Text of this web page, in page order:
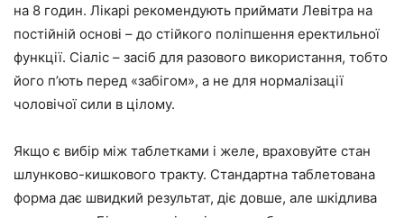
на 8 годин. Лікарі рекомендують приймати Левітра на
постійній основі – до стійкого поліпшення еректильної
функції. Сіаліс – засіб для разового використання, тобто
його п’ють перед «забігом», а не для нормалізації
чоловічої сили в цілому.
Якщо є вибір між таблетками і желе, враховуйте стан
шлунково-кишкового тракту. Стандартна таблетована
форма дає швидкий результат, діє довше, але шкідлива